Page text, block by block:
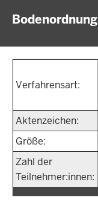
Verfahrensart:
Aktenzeichen:
Größe:
Zahl der
Teilnehmer:innen: